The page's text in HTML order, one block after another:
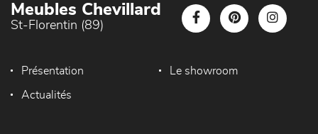
Meubles Chevillard
St-Florentin (89)
Présentation Le showroom
Actualités